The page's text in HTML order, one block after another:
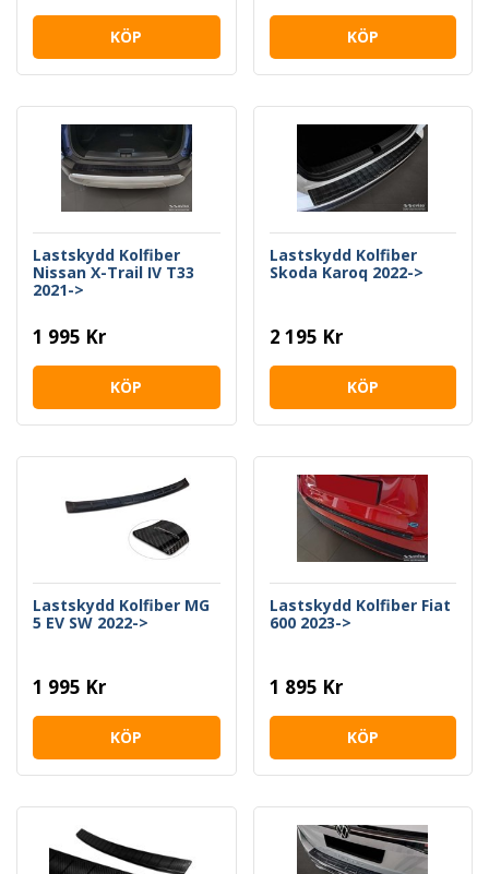
KÖP KÖP
Lastskydd Kolfiber
Nissan X-Trail IV T33
2021->
1 995 Kr
KÖP
Lastskydd Kolfiber
Skoda Karoq 2022->
2 195 Kr
KÖP
Lastskydd Kolfiber MG
5 EV SW 2022->
1 995 Kr
KÖP
Lastskydd Kolfiber Fiat
600 2023->
1 895 Kr
KÖP